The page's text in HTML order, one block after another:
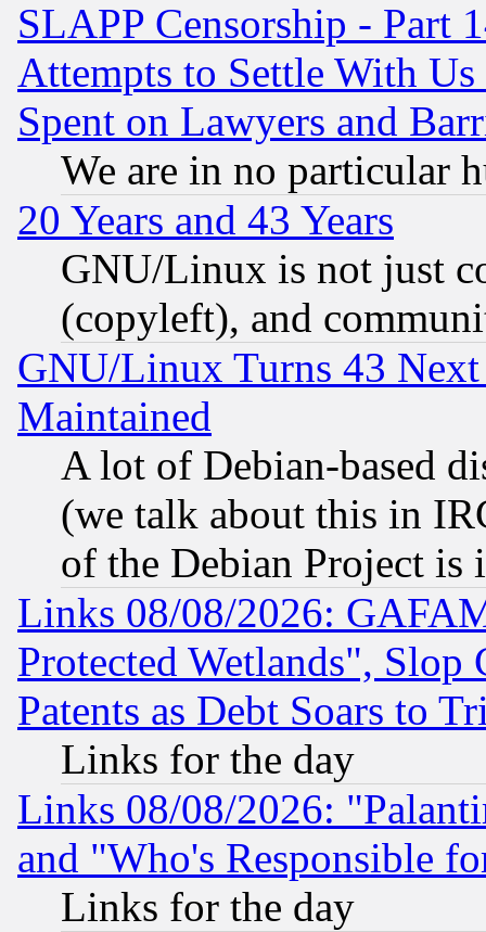
SLAPP Censorship - Part
Attempts to Settle With
Spent on Lawyers and
We are in no particular
20 Years and 43 Years
GNU/Linux is not just
(copyleft), and
GNU/Linux Turns 43
Maintained
A lot of Debian-based
(we talk about this in
of the Debian Project is
Links 08/08/2026:
Protected Wetlands", Slop
Patents as Debt Soars to
Links for the day
Links 08/08/2026:
and "Who's Responsible
Links for the day